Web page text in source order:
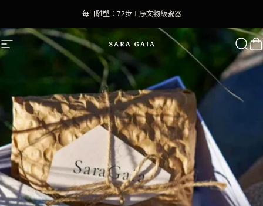
每日雕塑：72步工序文物級瓷器
網站導航 SaraGaia 搜尋